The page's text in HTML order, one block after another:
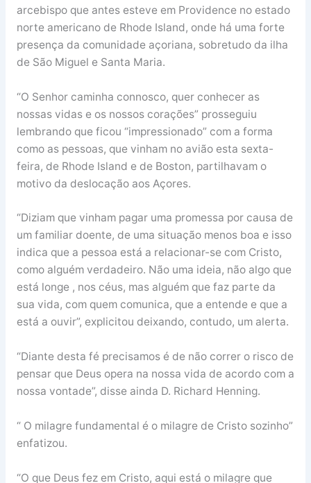
arcebispo que antes esteve em Providence no estado
norte americano de Rhode Island, onde há uma forte
presença da comunidade açoriana, sobretudo da ilha
de São Miguel e Santa Maria.
“O Senhor caminha connosco, quer conhecer as
nossas vidas e os nossos corações” prosseguiu
lembrando que ficou “impressionado” com a forma
como as pessoas, que vinham no avião esta sexta-
feira, de Rhode Island e de Boston, partilhavam o
motivo da deslocação aos Açores.
“Diziam que vinham pagar uma promessa por causa de
um familiar doente, de uma situação menos boa e isso
indica que a pessoa está a relacionar-se com Cristo,
como alguém verdadeiro. Não uma ideia, não algo que
está longe , nos céus, mas alguém que faz parte da
sua vida, com quem comunica, que a entende e que a
está a ouvir”, explicitou deixando, contudo, um alerta.
“Diante desta fé precisamos é de não correr o risco de
pensar que Deus opera na nossa vida de acordo com a
nossa vontade”, disse ainda D. Richard Henning.
“ O milagre fundamental é o milagre de Cristo sozinho”
enfatizou.
“O que Deus fez em Cristo, aqui está o milagre que